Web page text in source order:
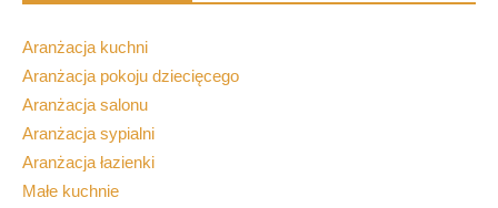
Aranżacja kuchni
Aranżacja pokoju dziecięcego
Aranżacja salonu
Aranżacja sypialni
Aranżacja łazienki
Małe kuchnie